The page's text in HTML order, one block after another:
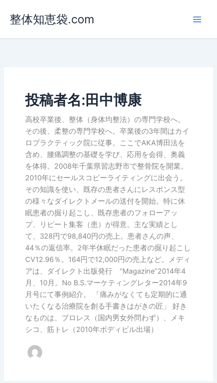
ス
整体知恵袋.com
投稿者名:田中博康
高校卒業後、整体（身体均整法）の専門学校へ。
その後、柔整の専門学校へ。卒業後の3年間はカイ
ロプラクティック院に従事。ここでAKA博田法を
含め、腰痛調整の基礎を学び、応用を会得、奥義
を体得。2008年千葉県習志野市で整骨院を開業。
2010年にセールスコピーライティングに出会う。
その知識を使い、既存の患者さんにレスポンス型
の様々なダイレクトメールの送付を開始。特に休
眠患者の掘り起こし、既存患者のフォローアッ
プ、リピート集客（患）が得意。主な実績とし
て、328円で98,840円の売上。患者さんの声、
44％の返信率。2年半休眠だった患者の掘り起こし
CV12.96％。164円で12,000円の売上など。メディ
アは、ダイレクト出版発行 “Magazine”2014年4
月、10月。No B.S.マーケティングレター2014年9
月号にて事例紹介。 「痛みがなくても定期的に通
いたくなる治療院を創る手書きはがきの匠」 好き
なものは、プロレス（国内男女外問わず）、メキ
シコ、筋トレ（2010年ボディビル出場）